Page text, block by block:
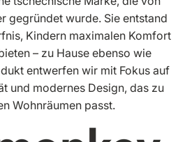
gegründet wurde. Sie entstand
Kindern maximalen Komfort
– zu Hause ebenso wie
entwerfen wir mit Fokus auf
und modernes Design, das zu
Wohnräumen passt.